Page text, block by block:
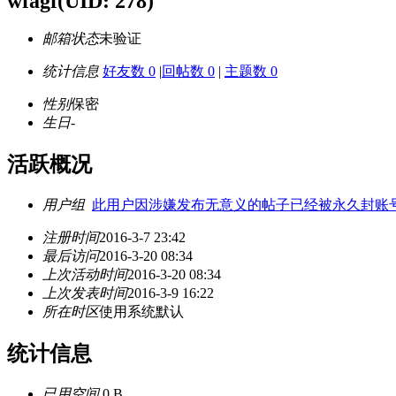
邮箱状态未验证
统计信息 好友数 0 |回帖数 0 | 主题数 0
性别保密
生日-
活跃概况
用户组 此用户因涉嫌发布无意义的帖子已经被永久封账
注册时间2016-3-7 23:42
最后访问2016-3-20 08:34
上次活动时间2016-3-20 08:34
上次发表时间2016-3-9 16:22
所在时区使用系统默认
统计信息